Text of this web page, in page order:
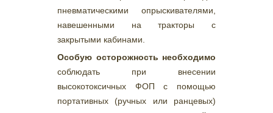
пневматическими опрыскивателями,
навешенными на тракторы с
закрытыми кабинами.
Особую осторожность необходимо
соблюдать при внесении
высокотоксичных ФОП с помощью
портативных (ручных или ранцевых)